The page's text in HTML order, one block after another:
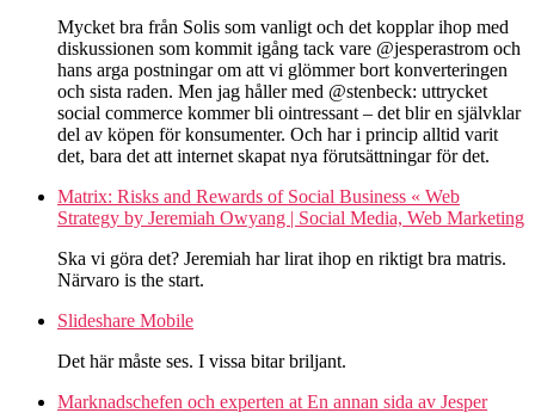
Mycket bra från Solis som vanligt och det kopplar ihop med
diskussionen som kommit igång tack vare @jesperastrom och
hans arga postningar om att vi glömmer bort konverteringen
och sista raden. Men jag håller med @stenbeck: uttrycket
social commerce kommer bli ointressant – det blir en självklar
del av köpen för konsumenter. Och har i princip alltid varit
det, bara det att internet skapat nya förutsättningar för det.
Matrix: Risks and Rewards of Social Business « Web
Strategy by Jeremiah Owyang | Social Media, Web Marketing
Ska vi göra det? Jeremiah har lirat ihop en riktigt bra matris.
Närvaro is the start.
Slideshare Mobile
Det här måste ses. I vissa bitar briljant.
Marknadschefen och experten at En annan sida av Jesper